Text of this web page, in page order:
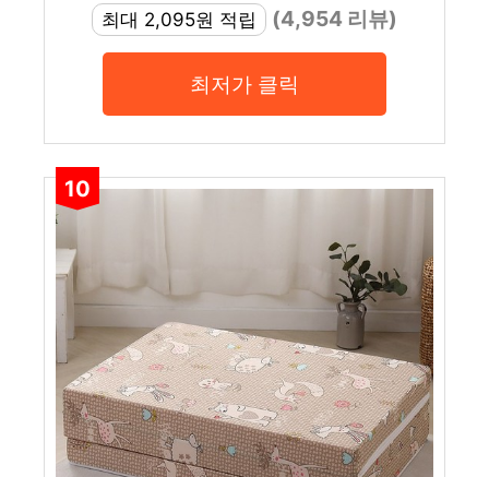
최대 2,095원 적립
(4,954 리뷰)
최저가 클릭
10